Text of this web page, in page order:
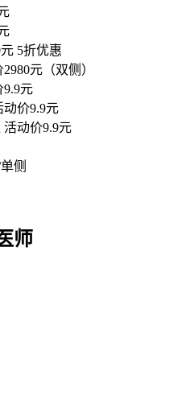
5折优惠
元（双侧）
9.9元
动价9.9元
活动价9.9元
侧
师